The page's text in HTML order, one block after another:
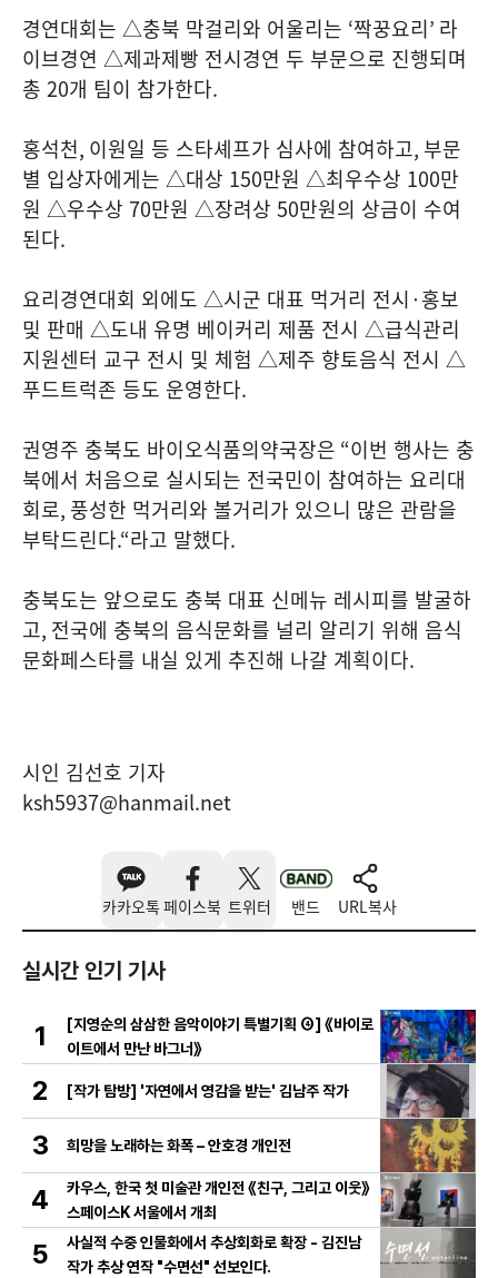
경연대회는 △충북 막걸리와 어울리는 ‘짝꿍요리’ 라
이브경연 △제과제빵 전시경연 두 부문으로 진행되며
총 20개 팀이 참가한다.
홍석천, 이원일 등 스타셰프가 심사에 참여하고, 부문
별 입상자에게는 △대상 150만원 △최우수상 100만
원 △우수상 70만원 △장려상 50만원의 상금이 수여
된다.
요리경연대회 외에도 △시군 대표 먹거리 전시·홍보
및 판매 △도내 유명 베이커리 제품 전시 △급식관리
지원센터 교구 전시 및 체험 △제주 향토음식 전시 △
푸드트럭존 등도 운영한다.
권영주 충북도 바이오식품의약국장은 “이번 행사는 충
북에서 처음으로 실시되는 전국민이 참여하는 요리대
회로, 풍성한 먹거리와 볼거리가 있으니 많은 관람을
부탁드린다.“라고 말했다.
충북도는 앞으로도 충북 대표 신메뉴 레시피를 발굴하
고, 전국에 충북의 음식문화를 널리 알리기 위해 음식
문화페스타를 내실 있게 추진해 나갈 계획이다.
시인 김선호 기자
ksh5937@hanmail.net
카카오톡 페이스북 트위터 밴드 URL복사
실시간 인기 기사
1
[지영순의 삼삼한 음악이야기 특별기획 ④] 《바이로
이트에서 만난 바그너》
2 [작가 탐방] '자연에서 영감을 받는' 김남주 작가
3 희망을 노래하는 화폭 – 안호경 개인전
4
카우스, 한국 첫 미술관 개인전 《친구, 그리고 이웃》
스페이스K 서울에서 개최
5
사실적 수중 인물화에서 추상회화로 확장 - 김진남
작가 추상 연작 "수면선" 선보인다.